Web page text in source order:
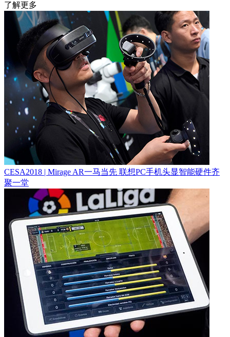
了解更多
CESA2018 | Mirage AR一马当先 联想PC手机头显智能硬件齐
聚一堂